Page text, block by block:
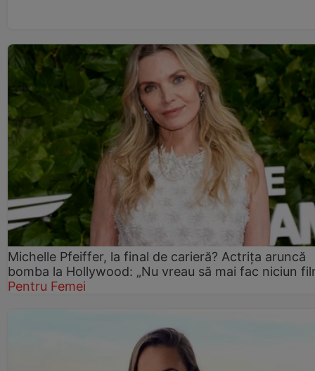
Michelle Pfeiffer, la final de carieră? Actrița aruncă
bomba la Hollywood: „Nu vreau să mai fac niciun
Pentru Femei